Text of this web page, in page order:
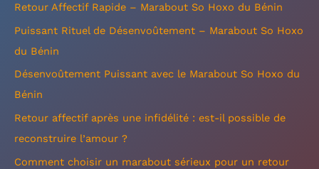
:
Retour Affectif Rapide – Marabout So Hoxo du Bénin
Puissant Rituel de Désenvoûtement – Marabout So Hoxo
du Bénin
Désenvoûtement Puissant avec le Marabout So Hoxo du
Bénin
Retour affectif après une infidélité : est-il possible de
reconstruire l’amour ?
Comment choisir un marabout sérieux pour un retour